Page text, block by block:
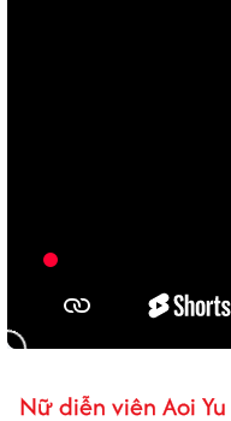
Nữ diễn viên Aoi Yu